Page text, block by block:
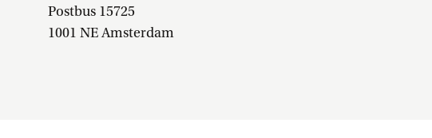
Postbus 15725
1001 NE Amsterdam